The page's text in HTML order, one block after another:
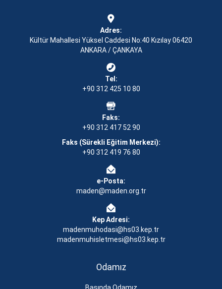
Adres:
Kültür Mahallesi Yüksel Caddesi No:40 Kızılay 06420
ANKARA / ÇANKAYA
Tel:
+90 312 425 10 80
Faks:
+90 312 417 52 90
Faks (Sürekli Eğitim Merkezi):
+90 312 419 76 80
e-Posta:
maden@maden.org.tr
Kep Adresi:
madenmuhodasi@hs03.kep.tr
madenmuhisletmesi@hs03.kep.tr
Odamız